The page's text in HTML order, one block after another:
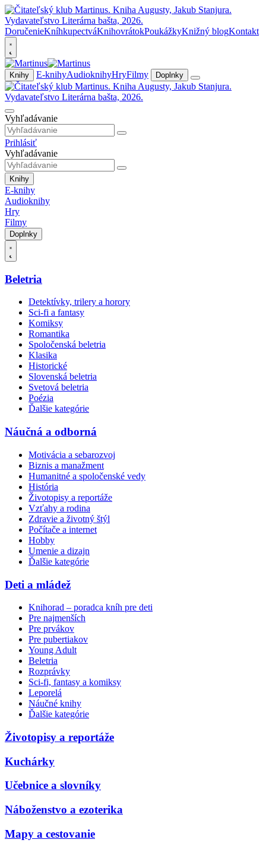
DoručenieKníhkupectváKnihovrátokPoukážkyKnižný blogKontakt
Knihy E-knihyAudioknihyHryFilmy Doplnky
Vyhľadávanie
Prihlásiť
Vyhľadávanie
Knihy
E-knihy
Audioknihy
Hry
Filmy
Doplnky
Beletria
Detektívky, trilery a horory
Sci-fi a fantasy
Komiksy
Romantika
Spoločenská beletria
Klasika
Historické
Slovenská beletria
Svetová beletria
Poézia
Ďalšie kategórie
Náučná a odborná
Motivácia a sebarozvoj
Biznis a manažment
Humanitné a spoločenské vedy
História
Životopisy a reportáže
Vzťahy a rodina
Zdravie a životný štýl
Počítače a internet
Hobby
Umenie a dizajn
Ďalšie kategórie
Deti a mládež
Knihorad – poradca kníh pre deti
Pre najmenších
Pre prvákov
Pre pubertiakov
Young Adult
Beletria
Rozprávky
Sci-fi, fantasy a komiksy
Leporelá
Náučné knihy
Ďalšie kategórie
Životopisy a reportáže
Kuchárky
Učebnice a slovníky
Náboženstvo a ezoterika
Mapy a cestovanie